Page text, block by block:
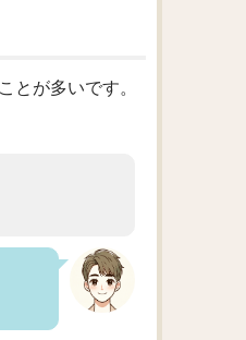
とが多いです。